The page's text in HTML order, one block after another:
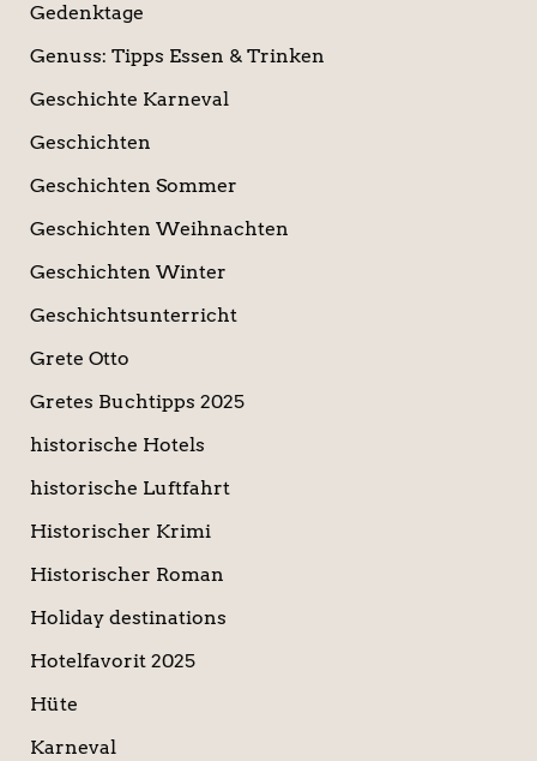
Gedenktage
Genuss: Tipps Essen & Trinken
Geschichte Karneval
Geschichten
Geschichten Sommer
Geschichten Weihnachten
Geschichten Winter
Geschichtsunterricht
Grete Otto
Gretes Buchtipps 2025
historische Hotels
historische Luftfahrt
Historischer Krimi
Historischer Roman
Holiday destinations
Hotelfavorit 2025
Hüte
Karneval